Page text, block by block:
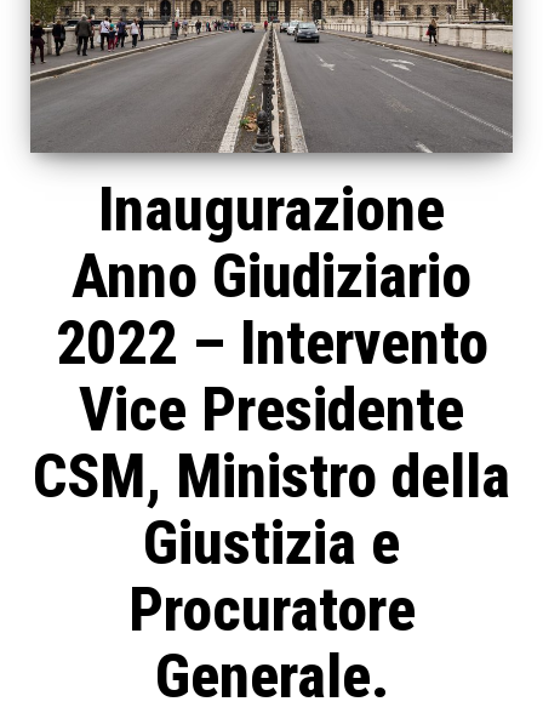
Inaugurazione
Anno Giudiziario
2022 – Intervento
Vice Presidente
CSM, Ministro della
Giustizia e
Procuratore
Generale.